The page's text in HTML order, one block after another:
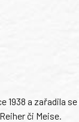
1938 a zařadila se
či Meise.